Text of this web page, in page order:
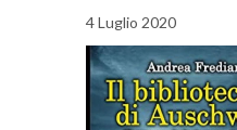
4 Luglio 2020